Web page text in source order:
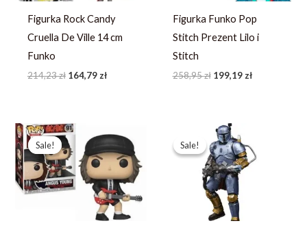
Figurka Rock Candy
Cruella De Ville 14 cm
Funko
214,23zł 164,79zł
Figurka Funko Pop
Stitch Prezent Lilo i
Stitch
258,95zł 199,19zł
Sale!
Sale!
Pierwotna
cena
wynosiła:
253,49 zł.
cena
wynosi:
194,99 zł.
Sale!
Sale!
Pierwotna
cena
wynosiła:
251,99 zł.
wynosi:
179,99 zł.